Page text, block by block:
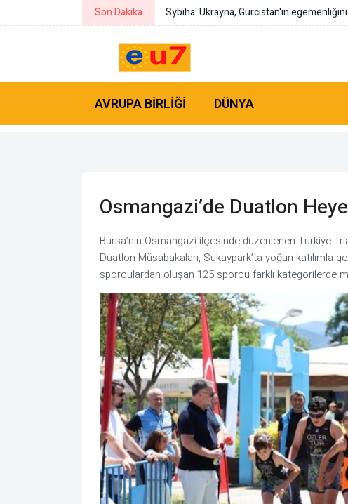
Son Dakika Çin’in ABD’nin son kısıtlamalarına karşı
AVRUPA BIRLIĞI DÜNYA
Osmangazi’de Duatlon
Bursa’nın Osmangazi ilçesinde düzenlenen Türkiye
Duatlon Müsabakaları, Sukaypark’ta yoğun
sporculardan oluşan 125 sporcu farklı kategorilerde